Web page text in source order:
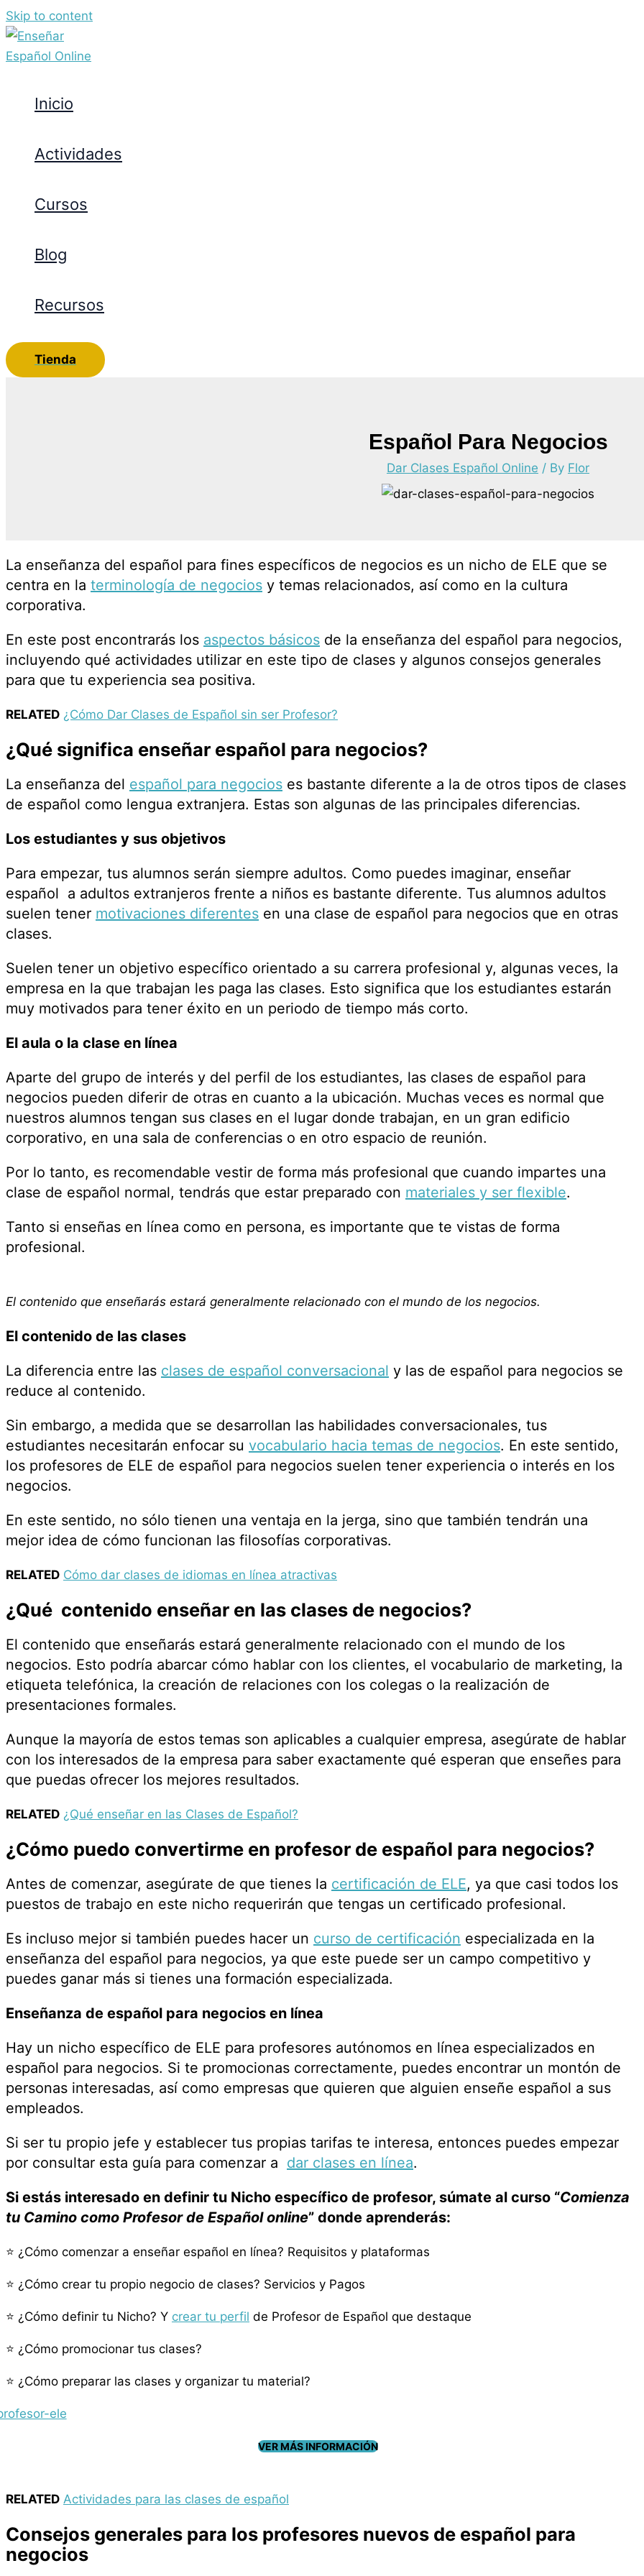
Skip to content
Inicio
Actividades
Cursos
Blog
Recursos
Tienda
Español Para Negocios
Dar Clases Español Online / By Flor
La enseñanza del español para fines específicos de negocios es un nicho de ELE que se
centra en la terminología de negocios y temas relacionados, así como en la cultura
corporativa.
En este post encontrarás los aspectos básicos de la enseñanza del español para negocios,
incluyendo qué actividades utilizar en este tipo de clases y algunos consejos generales
para que tu experiencia sea positiva.
RELATED ¿Cómo Dar Clases de Español sin ser Profesor?
¿Qué significa enseñar español para negocios?
La enseñanza del español para negocios es bastante diferente a la de otros tipos de clases
de español como lengua extranjera. Estas son algunas de las principales diferencias.
Los estudiantes y sus objetivos
Para empezar, tus alumnos serán siempre adultos. Como puedes imaginar, enseñar
español a adultos extranjeros frente a niños es bastante diferente. Tus alumnos adultos
suelen tener motivaciones diferentes en una clase de español para negocios que en otras
clases.
Suelen tener un objetivo específico orientado a su carrera profesional y, algunas veces, la
empresa en la que trabajan les paga las clases. Esto significa que los estudiantes estarán
muy motivados para tener éxito en un periodo de tiempo más corto.
El aula o la clase en línea
Aparte del grupo de interés y del perfil de los estudiantes, las clases de español para
negocios pueden diferir de otras en cuanto a la ubicación. Muchas veces es normal que
nuestros alumnos tengan sus clases en el lugar donde trabajan, en un gran edificio
corporativo, en una sala de conferencias o en otro espacio de reunión.
Por lo tanto, es recomendable vestir de forma más profesional que cuando impartes una
clase de español normal, tendrás que estar preparado con materiales y ser flexible.
Tanto si enseñas en línea como en persona, es importante que te vistas de forma
profesional.
El contenido que enseñarás estará generalmente relacionado con el mundo de los negocios.
El contenido de las clases
La diferencia entre las clases de español conversacional y las de español para negocios se
reduce al contenido.
Sin embargo, a medida que se desarrollan las habilidades conversacionales, tus
estudiantes necesitarán enfocar su vocabulario hacia temas de negocios. En este sentido,
los profesores de ELE de español para negocios suelen tener experiencia o interés en los
negocios.
En este sentido, no sólo tienen una ventaja en la jerga, sino que también tendrán una
mejor idea de cómo funcionan las filosofías corporativas.
RELATED Cómo dar clases de idiomas en línea atractivas
¿Qué contenido enseñar en las clases de negocios?
El contenido que enseñarás estará generalmente relacionado con el mundo de los
negocios. Esto podría abarcar cómo hablar con los clientes, el vocabulario de marketing, la
etiqueta telefónica, la creación de relaciones con los colegas o la realización de
presentaciones formales.
Aunque la mayoría de estos temas son aplicables a cualquier empresa, asegúrate de hablar
con los interesados de la empresa para saber exactamente qué esperan que enseñes para
que puedas ofrecer los mejores resultados.
RELATED ¿Qué enseñar en las Clases de Español?
¿Cómo puedo convertirme en profesor de español para negocios?
Antes de comenzar, asegúrate de que tienes la certificación de ELE, ya que casi todos los
puestos de trabajo en este nicho requerirán que tengas un certificado profesional.
Es incluso mejor si también puedes hacer un curso de certificación especializada en la
enseñanza del español para negocios, ya que este puede ser un campo competitivo y
puedes ganar más si tienes una formación especializada.
Enseñanza de español para negocios en línea
Hay un nicho específico de ELE para profesores autónomos en línea especializados en
español para negocios. Si te promocionas correctamente, puedes encontrar un montón de
personas interesadas, así como empresas que quieren que alguien enseñe español a sus
empleados.
Si ser tu propio jefe y establecer tus propias tarifas te interesa, entonces puedes empezar
por consultar esta guía para comenzar a dar clases en línea.
Si estás interesado en definir tu Nicho específico de profesor, súmate al curso “Comienza
tu Camino como Profesor de Español online” donde aprenderás:
⭐ ¿Cómo comenzar a enseñar español en línea? Requisitos y plataformas
⭐ ¿Cómo crear tu propio negocio de clases? Servicios y Pagos
⭐ ¿Cómo definir tu Nicho? Y crear tu perfil de Profesor de Español que destaque
⭐ ¿Cómo promocionar tus clases?
⭐ ¿Cómo preparar las clases y organizar tu material?
VER MÁS INFORMACIÓN
RELATED Actividades para las clases de español
Consejos generales para los profesores nuevos de español para
negocios